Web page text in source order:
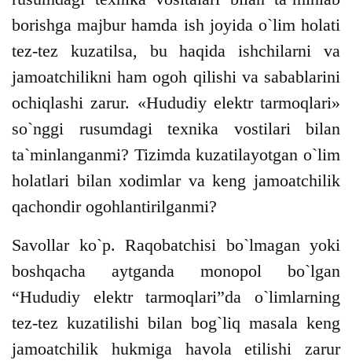
borishga majbur hamda ish joyida o`lim holati
tez-tez kuzatilsa, bu haqida ishchilarni va
jamoatchilikni ham ogoh qilishi va sabablarini
ochiqlashi zarur. «Hududiy elektr tarmoqlari»
so`nggi rusumdagi texnika vostilari bilan
ta`minlanganmi? Tizimda kuzatilayotgan o`lim
holatlari bilan xodimlar va keng jamoatchilik
qachondir ogohlantirilganmi?
Savollar ko`p. Raqobatchisi bo`lmagan yoki
boshqacha aytganda monopol bo`lgan
“Hududiy elektr tarmoqlari”da o`limlarning
tez-tez kuzatilishi bilan bog`liq masala keng
jamoatchilik hukmiga havola etilishi zarur